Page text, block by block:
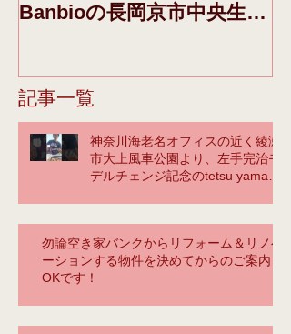
Banbioの長岡京市中央生涯
の初めから、下記、告知チ
ラシと弊社パンフを設置し
ていただいているので、そ
記事一覧
神奈川海老名オフィスの近く綾瀬
市大上風車公園より、左手完治モ
デルチェンジ記念のtetsu yamaに
勿論空き家バンクからリフォーム＆リノベ
ーションする物件を決めてからのご案内も
OKです！